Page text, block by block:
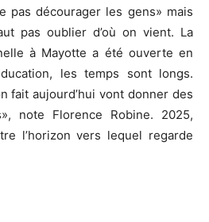
pas décourager les gens» mais
pas oublier d’où on vient. La
à Mayotte a été ouverte en
les temps sont longs.
fait aujourd’hui vont donner des
note Florence Robine. 2025,
l’horizon vers lequel regarde